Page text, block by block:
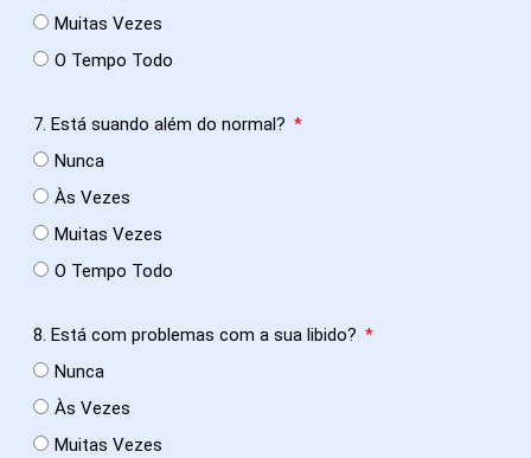
Muitas Vezes
O Tempo Todo
7. Está suando além do normal?
Nunca
Às Vezes
Muitas Vezes
O Tempo Todo
8. Está com problemas com a sua libido?
Nunca
Às Vezes
Muitas Vezes